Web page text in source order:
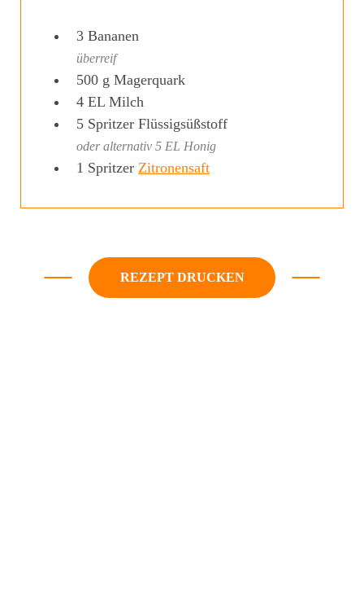
3 Bananen
überreif
500 g Magerquark
4 EL Milch
5 Spritzer Flüssigsüßstoff
oder alternativ 5 EL Honig
1 Spritzer Zitronensaft
REZEPT DRUCKEN